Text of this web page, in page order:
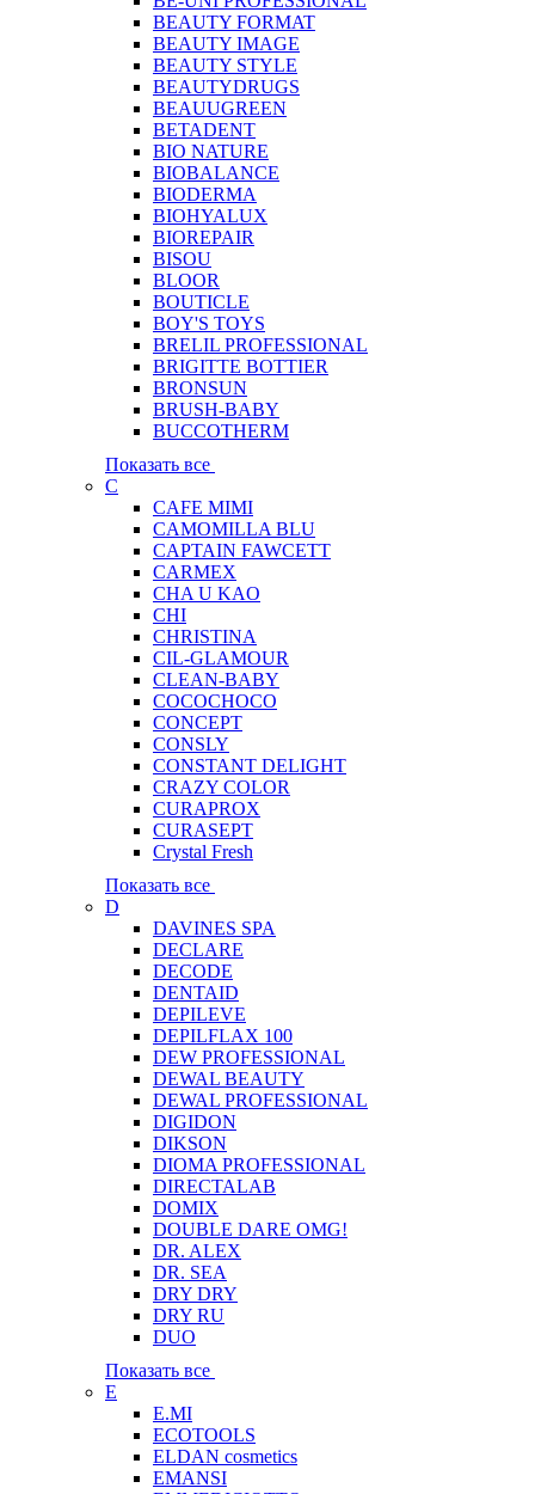
BEAUTY FORMAT
BEAUTY IMAGE
BEAUTY STYLE
BEAUTYDRUGS
BEAUUGREEN
BETADENT
BIO NATURE
BIOBALANCE
BIODERMA
BIOHYALUX
BIOREPAIR
BISOU
BLOOR
BOUTICLE
BOY'S TOYS
BRELIL PROFESSIONAL
BRIGITTE BOTTIER
BRONSUN
BRUSH-BABY
BUCCOTHERM
Показать все
C
CAFE MIMI
CAMOMILLA BLU
CAPTAIN FAWCETT
CARMEX
CHA U KAO
CHI
CHRISTINA
CIL-GLAMOUR
CLEAN-BABY
COCOCHOCO
CONCEPT
CONSLY
CONSTANT DELIGHT
CRAZY COLOR
CURAPROX
CURASEPT
Crystal Fresh
Показать все
D
DAVINES SPA
DECLARE
DECODE
DENTAID
DEPILEVE
DEPILFLAX 100
DEW PROFESSIONAL
DEWAL BEAUTY
DEWAL PROFESSIONAL
DIGIDON
DIKSON
DIOMA PROFESSIONAL
DIRECTALAB
DOMIX
DOUBLE DARE OMG!
DR. ALEX
DR. SEA
DRY DRY
DRY RU
DUO
Показать все
E
E.MI
ECOTOOLS
ELDAN cosmetics
EMANSI